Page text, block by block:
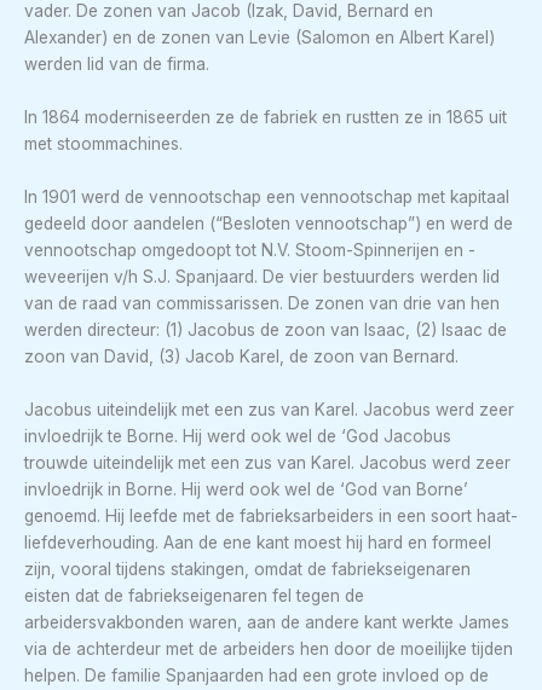
vader. De zonen van Jacob (Izak, David, Bernard en
Alexander) en de zonen van Levie (Salomon en Albert Karel)
werden lid van de firma.
In 1864 moderniseerden ze de fabriek en rustten ze in 1865 uit
met stoommachines.
In 1901 werd de vennootschap een vennootschap met kapitaal
gedeeld door aandelen (“Besloten vennootschap”) en werd de
vennootschap omgedoopt tot N.V. Stoom-Spinnerijen en -
weveerijen v/h S.J. Spanjaard. De vier bestuurders werden lid
van de raad van commissarissen. De zonen van drie van hen
werden directeur: (1) Jacobus de zoon van Isaac, (2) Isaac de
zoon van David, (3) Jacob Karel, de zoon van Bernard.
Jacobus uiteindelijk met een zus van Karel. Jacobus werd zeer
invloedrijk te Borne. Hij werd ook wel de ‘God Jacobus
trouwde uiteindelijk met een zus van Karel. Jacobus werd zeer
invloedrijk in Borne. Hij werd ook wel de ‘God van Borne’
genoemd. Hij leefde met de fabrieksarbeiders in een soort haat-
liefdeverhouding. Aan de ene kant moest hij hard en formeel
zijn, vooral tijdens stakingen, omdat de fabriekseigenaren
eisten dat de fabriekseigenaren fel tegen de
arbeidersvakbonden waren, aan de andere kant werkte James
via de achterdeur met de arbeiders hen door de moeilijke tijden
helpen. De familie Spanjaarden had een grote invloed op de